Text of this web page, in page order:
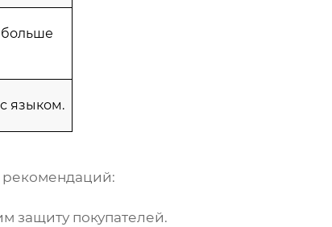
больше
языком.
защиту покупателей.